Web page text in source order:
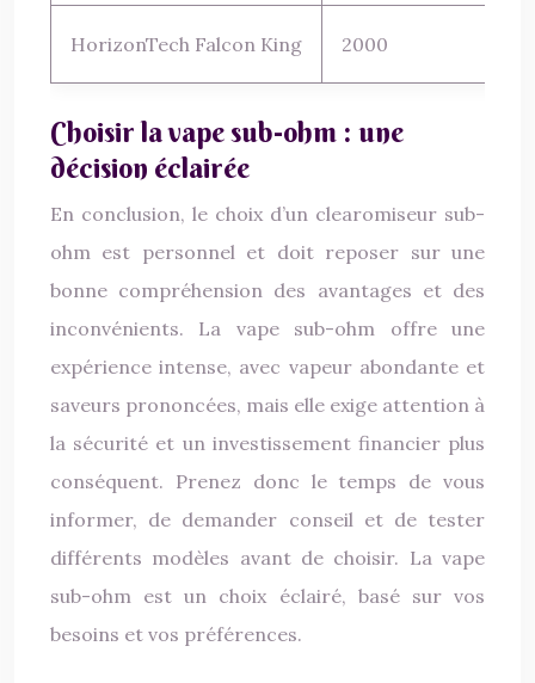
HorizonTech Falcon King 2000
Choisir la vape sub-ohm : une
décision éclairée
En conclusion, le choix d’un clearomiseur sub-
ohm est personnel et doit reposer sur une
bonne compréhension des avantages et des
inconvénients. La vape sub-ohm offre une
expérience intense, avec vapeur abondante et
saveurs prononcées, mais elle exige attention à
la sécurité et un investissement financier plus
conséquent. Prenez donc le temps de vous
informer, de demander conseil et de tester
différents modèles avant de choisir. La vape
sub-ohm est un choix éclairé, basé sur vos
besoins et vos préférences.